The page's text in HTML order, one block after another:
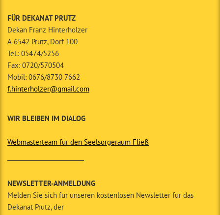
FÜR DEKANAT PRUTZ
Dekan Franz Hinterholzer
A-6542 Prutz, Dorf 100
Tel.: 05474/5256
Fax: 0720/570504
Mobil: 0676/8730 7662
f.hinterholzer@gmail.com
WIR BLEIBEN IM DIALOG
Webmasterteam für den Seelsorgeraum Fließ
NEWSLETTER-ANMELDUNG
Melden Sie sich für unseren kostenlosen Newsletter für das
Dekanat Prutz, der